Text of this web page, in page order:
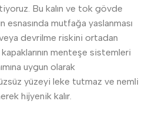
Bu kalın ve tok gövde
esnasında mutfağa yaslanması
devrilme riskini ortadan
kapaklarının menteşe sistemleri
uygun olarak
yüzeyi leke tutmaz ve nemli
hijyenik kalır.